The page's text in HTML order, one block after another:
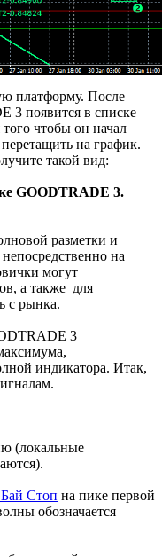
платформу. После
3 появится в списке
чтобы он начал
на график.
такой вид:
GOODTRADE 3.
разметки и
на
могут
а также для
с рынка.
3
индикатора. Итак,
(локальные
Стоп на пике первой
обозначается